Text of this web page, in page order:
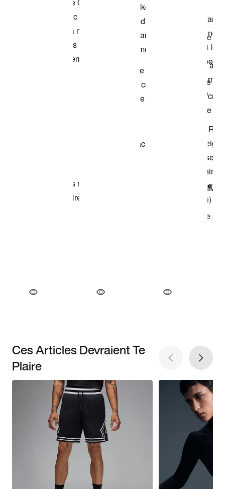
Ces Articles Devraient Te
Plaire